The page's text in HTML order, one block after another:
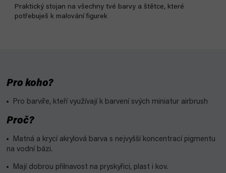
Praktický stojan na všechny tvé barvy a štětce, které
potřebuješ k malování figurek
Pro koho?
Pro barvíře, kteří využívají k barvení svých miniatur airbrush
Proč?
Matná a krycí akrylová barva s nejvyšší koncentrací pigmentu
na vodní bázi.
Mají dobrou přilnavost na pryskyřici, plast i kov.